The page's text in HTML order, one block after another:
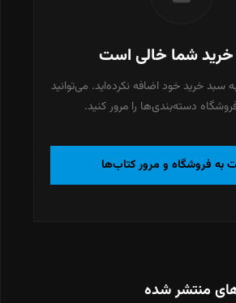
شما خالی است
سبد خرید خود اضافه نکرده‌اید. می‌توانید
دسته‌بندی‌ها را مرور کنید.
به فروشگاه و مرور کتاب‌ها
منتشر شده